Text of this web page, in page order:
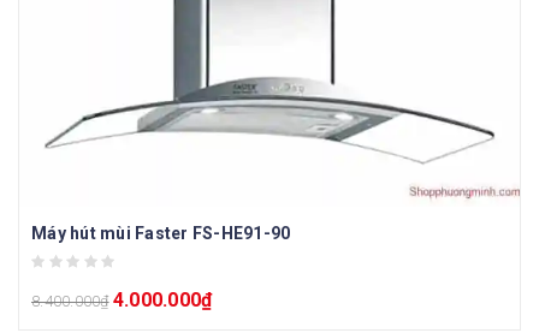
Máy hút mùi Faster FS-HE91-90
8.400.000₫ 4.000.000₫